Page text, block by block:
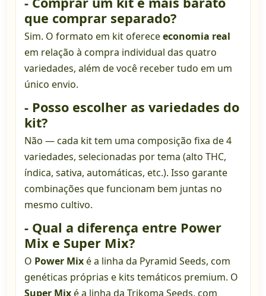
que comprar separado?
Sim. O formato em kit ofereceeconomia real
em relação à compra individual das quatro
variedades, além de você receber tudo em um
único envio.
- Posso escolher as variedades do
kit?
Não — cada kit tem uma composição fixa de 4
variedades, selecionadas por tema (alto THC,
índica, sativa, automáticas, etc.). Isso garante
combinações que funcionam bem juntas no
mesmo cultivo.
- Qual a diferença entre Power
Mix e Super Mix?
O Power Mixé a linha da Pyramid Seeds, com
genéticas próprias e kits temáticos premium. O
Super Mixé a linha da Trikoma Seeds, com